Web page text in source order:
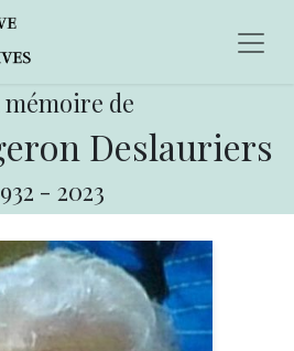
mémoire de
Deslauriers
- 2023